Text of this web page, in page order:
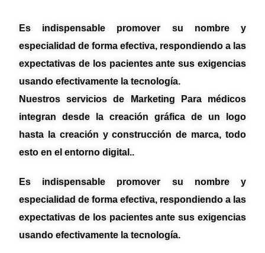
Es indispensable promover su nombre y
especialidad de forma efectiva, respondiendo a las
expectativas de los pacientes ante sus exigencias
usando efectivamente la tecnología.
Nuestros servicios de Marketing Para médicos
integran desde la creación gráfica de un logo
hasta la creación y construcción de marca, todo
esto en el entorno digital..
Es indispensable promover su nombre y
especialidad de forma efectiva, respondiendo a las
expectativas de los pacientes ante sus exigencias
usando efectivamente la tecnología.